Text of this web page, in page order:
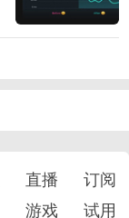
直播
订阅
游戏 试用